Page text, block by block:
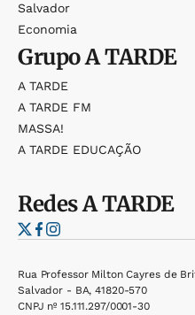
Salvador
Economia
GrupoA TARDE
A TARDE
A TARDE FM
MASSA!
A TARDE EDUCAÇÃO
RedesA TARDE
Rua Professor Milton Cayres de
Salvador - BA, 41820-570
CNPJ nº 15.111.297/0001-30